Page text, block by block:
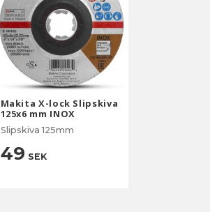
Makita X-lock Slipskiva
125x6 mm INOX
Slipskiva 125mm
49 SEK